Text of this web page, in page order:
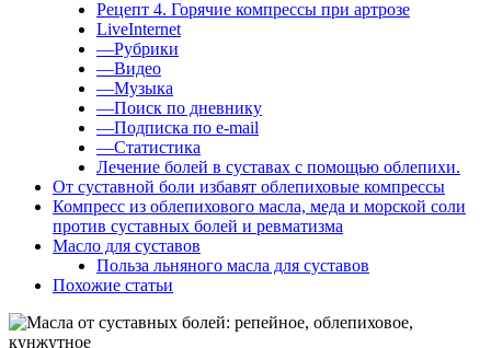
Рецепт 4. Горячие компрессы при артрозе
LiveInternet
—Рубрики
—Видео
—Музыка
—Поиск по дневнику
—Подписка по e-mail
—Статистика
Лечение болей в суставах с помощью облепихи.
От суставной боли избавят облепиховые компрессы
Компресс из облепихового масла, меда и морской соли
против суставных болей и ревматизма
Масло для суставов
Польза льняного масла для суставов
Похожие статьи